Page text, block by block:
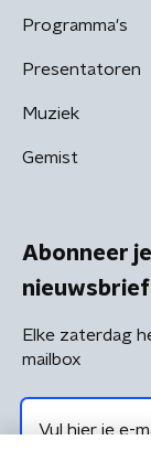
Programma's
Presentatoren
Muziek
Gemist
Abonneer
nieuwsbrief
Elke zaterdag
mailbox